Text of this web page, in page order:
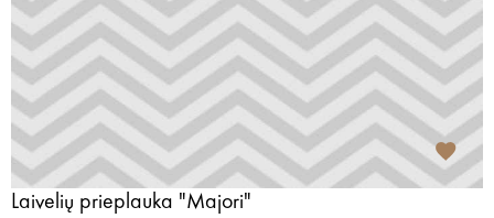
Laivelių prieplauka "Majori"